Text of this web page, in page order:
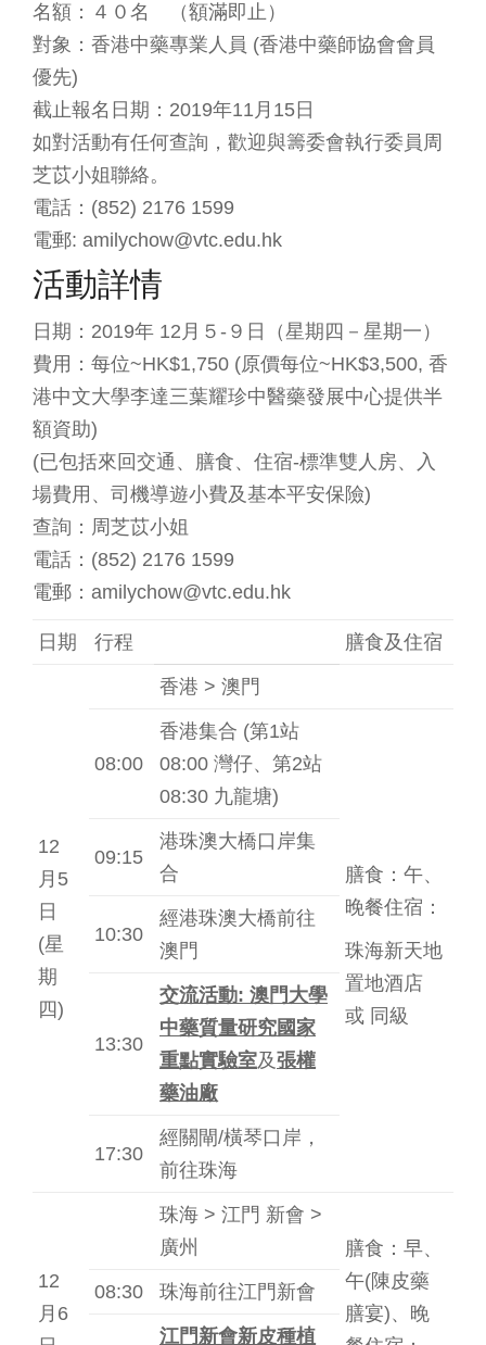
名額：４０名 （額滿即止）
對象：香港中藥專業人員 (香港中藥師協會會員
優先)
截止報名日期：2019年11月15日
如對活動有任何查詢，歡迎與籌委會執行委員周
芝苡小姐聯絡。
電話：(852) 2176 1599
電郵: amilychow@vtc.edu.hk
活動詳情
日期：2019年 12月５-９日（星期四－星期一）
費用：每位~HK$1,750 (原價每位~HK$3,500, 香
港中文大學李達三葉耀珍中醫藥發展中心提供半
額資助)
(已包括來回交通、膳食、住宿-標準雙人房、入
場費用、司機導遊小費及基本平安保險)
查詢：周芝苡小姐
電話：(852) 2176 1599
電郵：amilychow@vtc.edu.hk
日期 行程 膳食及住宿
12
月5
日
(星
期
四)
香港 > 澳門
08:00
香港集合 (第1站
08:00 灣仔、第2站
08:30 九龍塘)
膳食：午、
晚餐住宿：
珠海新天地
置地酒店
或 同級
09:15
港珠澳大橋口岸集
合
10:30
經港珠澳大橋前往
澳門
13:30
交流活動: 澳門大學
中藥質量研究國家
重點實驗室及張權
藥油廠
17:30
經關閘/橫琴口岸，
前往珠海
12
月6
珠海 > 江門 新會 >
廣州
膳食：早、
午(陳皮藥
膳宴)、晚
08:30 珠海前往江門新會
江門新會新皮種植